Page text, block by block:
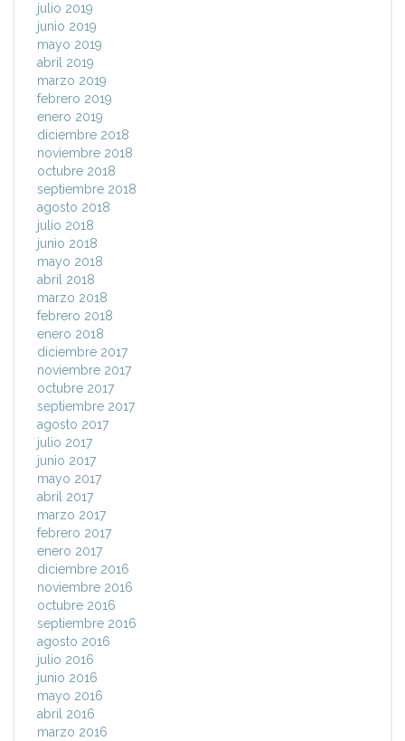
julio 2019
junio 2019
mayo 2019
abril 2019
marzo 2019
febrero 2019
enero 2019
diciembre 2018
noviembre 2018
octubre 2018
septiembre 2018
agosto 2018
julio 2018
junio 2018
mayo 2018
abril 2018
marzo 2018
febrero 2018
enero 2018
diciembre 2017
noviembre 2017
octubre 2017
septiembre 2017
agosto 2017
julio 2017
junio 2017
mayo 2017
abril 2017
marzo 2017
febrero 2017
enero 2017
diciembre 2016
noviembre 2016
octubre 2016
septiembre 2016
agosto 2016
julio 2016
junio 2016
mayo 2016
abril 2016
marzo 2016